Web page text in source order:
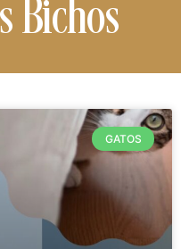
Bichos
GATOS